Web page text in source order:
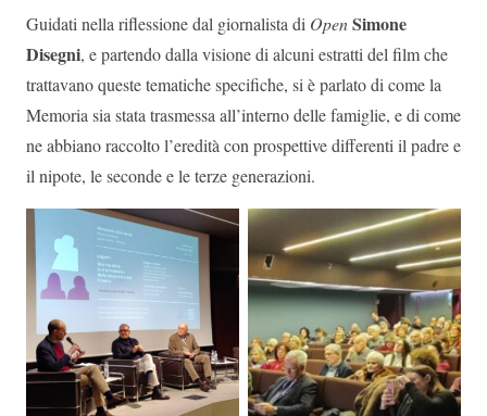
Guidati nella riflessione dal giornalista di OpenSimone
Disegni, e partendo dalla visione di alcuni estratti del film che
trattavano queste tematiche specifiche, si è parlato di come la
Memoria sia stata trasmessa all’interno delle famiglie, e di come
ne abbiano raccolto l’eredità con prospettive differenti il padre e
il nipote, le seconde e le terze generazioni.